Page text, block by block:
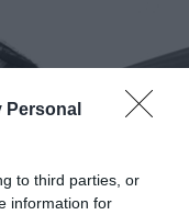
Personal
to third parties, or
information for